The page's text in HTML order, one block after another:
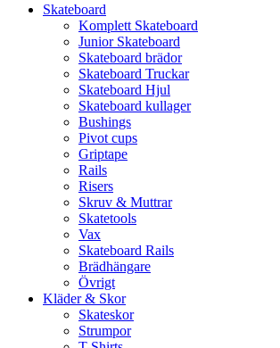
Skateboard
Komplett Skateboard
Junior Skateboard
Skateboard brädor
Skateboard Truckar
Skateboard Hjul
Skateboard kullager
Bushings
Pivot cups
Griptape
Rails
Risers
Skruv & Muttrar
Skatetools
Vax
Skateboard Rails
Brädhängare
Övrigt
Kläder & Skor
Skateskor
Strumpor